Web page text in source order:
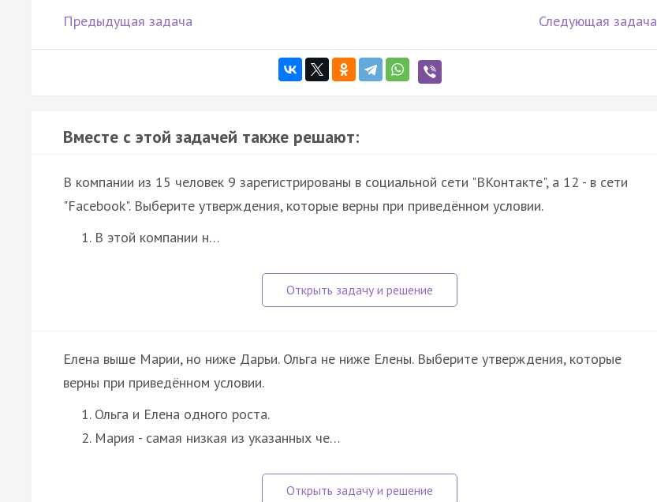
Предыдущая задача Следующая задача
Вместе с этой задачей также решают:
В компании из 15 человек 9 зарегистрированы в социальной сети "ВКонтакте", а 12 - в сети
"Facebook". Выберите утверждения, которые верны при приведённом условии.
В этой компании н…
Елена выше Марии, но ниже Дарьи. Ольга не ниже Елены. Выберите утверждения, которые
верны при приведённом условии.
Ольга и Елена одного роста.
Мария - самая низкая из указанных че…